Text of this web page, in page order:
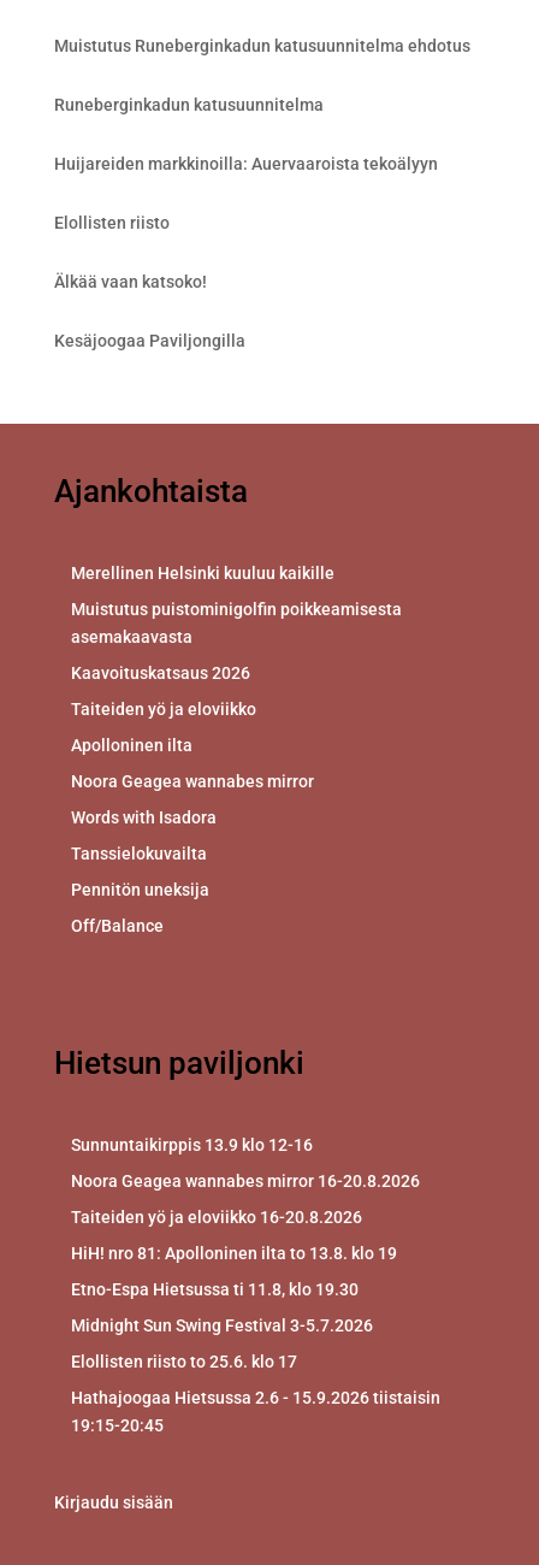
Muistutus Runeberginkadun katusuunnitelma ehdotus
Runeberginkadun katusuunnitelma
Huijareiden markkinoilla: Auervaaroista tekoälyyn
Elollisten riisto
Älkää vaan katsoko!
Kesäjoogaa Paviljongilla
Ajankohtaista
Merellinen Helsinki kuuluu kaikille
Muistutus puistominigolfin poikkeamisesta
asemakaavasta
Kaavoituskatsaus 2026
Taiteiden yö ja eloviikko
Apolloninen ilta
Noora Geagea wannabes mirror
Words with Isadora
Tanssielokuvailta
Pennitön uneksija
Off/Balance
Hietsun paviljonki
Sunnuntaikirppis 13.9 klo 12-16
Noora Geagea wannabes mirror 16-20.8.2026
Taiteiden yö ja eloviikko 16-20.8.2026
HiH! nro 81: Apolloninen ilta to 13.8. klo 19
Etno-Espa Hietsussa ti 11.8, klo 19.30
Midnight Sun Swing Festival 3-5.7.2026
Elollisten riisto to 25.6. klo 17
Hathajoogaa Hietsussa 2.6 - 15.9.2026 tiistaisin
19:15-20:45
Kirjaudu sisään